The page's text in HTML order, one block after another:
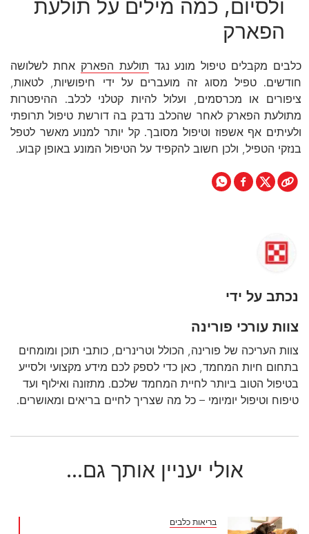
ולסיום, כמה מילים על תולעת
הפארק
כלבים מקבלים טיפול מונע נגד תולעת הפארק אחת לשלושה
חודשים. טפיל מסוג זה מועברים על ידי חיפושיות, לטאות,
ציפורים או מכרסמים, ועלול להיות קטלני לכלב. ההיפטרות
מתולעת הפארק לאחר שהכלב נדבק בה דורשת טיפול תרופתי
ולעיתים אף אשפוז וטיפול מסובך. קל יותר למנוע מאשר לטפל
בנזקי הטפיל, ולכן חשוב להקפיד על הטיפול המונע באופן קבוע.
נכתב על ידי
צוות עורכי פורינה
צוות העריכה של פורינה, הכולל וטרינרים, כותבי תוכן ומומחים
בתחום חיות המחמד, כאן כדי לספק לכם מידע מקצועי ולסייע
בטיפול הטוב ביותר לחיית המחמד שלכם. מתזונה ואילוף ועד
טיפוח וטיפול יומיומי – כל מה שצריך לחיים בריאים ומאושרים.
אולי יעניין אותך גם...
בריאות כלבים